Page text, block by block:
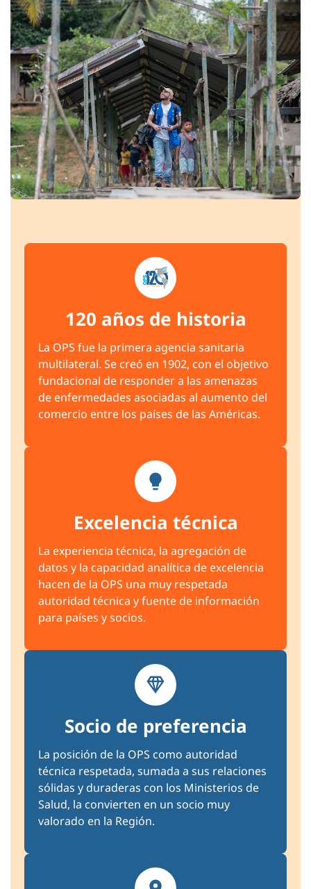
120 años de historia
La OPS fue la primera agencia sanitaria
multilateral. Se creó en 1902, con el objetivo
fundacional de responder a las amenazas
de enfermedades asociadas al aumento del
comercio entre los países de las Américas.
Excelencia técnica
La experiencia técnica, la agregación de
datos y la capacidad analítica de excelencia
hacen de la OPS una muy respetada
autoridad técnica y fuente de información
para países y socios.
Socio de preferencia
La posición de la OPS como autoridad
técnica respetada, sumada a sus relaciones
sólidas y duraderas con los Ministerios de
Salud, la convierten en un socio muy
valorado en la Región.